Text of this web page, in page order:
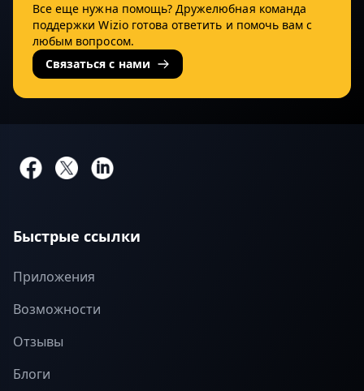
Все еще нужна помощь? Дружелюбная команда
поддержки Wizio готова ответить и помочь вам с
любым вопросом.
Связаться с нами
Быстрые ссылки
Приложения
Возможности
Отзывы
Блоги